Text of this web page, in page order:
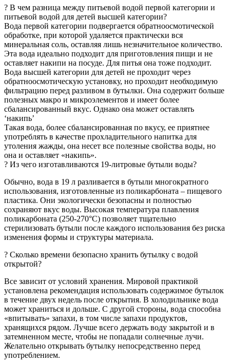
? В чем разница между питьевой водой первой категории и
питьевой водой для детей высшей категории?
Вода первой категории подвергается обратноосмотической
обработке, при которой удаляется практически вся
минеральная соль, оставляя лишь незначительное количество.
Эта вода идеально подходит для приготовления пищи и не
оставляет накипи на посуде. Для питья она тоже подходит.
Вода высшей категории для детей не проходит через
обратноосмотическую установку, но проходит необходимую
фильтрацию перед разливом в бутылки. Она содержит больше
полезных макро и микроэлементов и имеет более
сбалансированный вкус. Однако она может оставлять
‘накипь’
Такая вода, более сбалансированная по вкусу, ее приятнее
употреблять в качестве прохладительного напитка для
утоления жажды, она несет все полезные свойства воды, но
она и оставляет «накипь».
? Из чего изготавливаются 19-литровые бутыли воды?
Обычно, вода в 19 л разливается в бутыли многократного
использования, изготовленные из поликарбоната – пищевого
пластика. Они экологически безопасны и полностью
сохраняют вкус воды. Высокая температура плавления
поликарбоната (250-270°C) позволяет тщательно
стерилизовать бутыли после каждого использования без риска
изменения формы и структуры материала.
? Сколько времени безопасно хранить бутылку c водой
открытой?
Все зависит от условий хранения. Мировой практикой
установлена рекомендация использовать содержимое бутылок
в течение двух недель после открытия. В холодильнике вода
может храниться и дольше. С другой стороны, вода способна
«впитывать» запахи, в том числе запахи продуктов,
хранящихся рядом. Лучше всего держать воду закрытой и в
затемненном месте, чтобы не попадали солнечные лучи.
Желательно открывать бутылку непосредственно перед
употреблением.